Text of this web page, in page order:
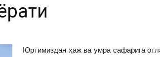
Юртимиздан ҳаж ва умра сафарига